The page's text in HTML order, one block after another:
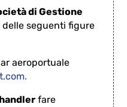
di Gestione
delle seguenti figure
aeroportuale
handler fare